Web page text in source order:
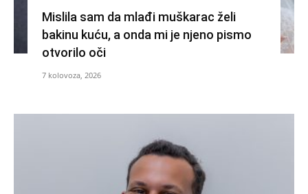
Mislila sam da mlađi muškarac želi
bakinu kuću, a onda mi je njeno pismo
otvorilo oči
7 kolovoza, 2026